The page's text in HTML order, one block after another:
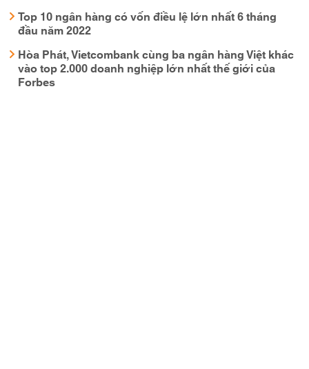
Top 10 ngân hàng có vốn điều lệ lớn nhất 6 tháng
đầu năm 2022
Hòa Phát, Vietcombank cùng ba ngân hàng Việt khác
vào top 2.000 doanh nghiệp lớn nhất thế giới của
Forbes